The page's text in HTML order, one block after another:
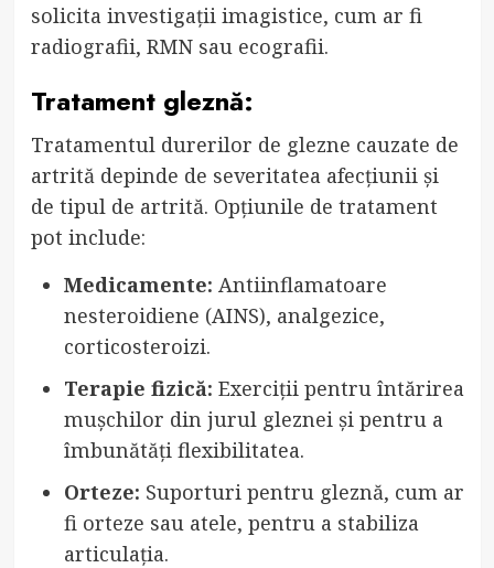
solicita investigații imagistice, cum ar fi
radiografii, RMN sau ecografii.
Tratament gleznă:
Tratamentul durerilor de glezne cauzate de
artrită depinde de severitatea afecțiunii și
de tipul de artrită. Opțiunile de tratament
pot include:
Medicamente: Antiinflamatoare
nesteroidiene (AINS), analgezice,
corticosteroizi.
Terapie fizică: Exerciții pentru întărirea
mușchilor din jurul gleznei și pentru a
îmbunătăți flexibilitatea.
Orteze: Suporturi pentru gleznă, cum ar
fi orteze sau atele, pentru a stabiliza
articulația.